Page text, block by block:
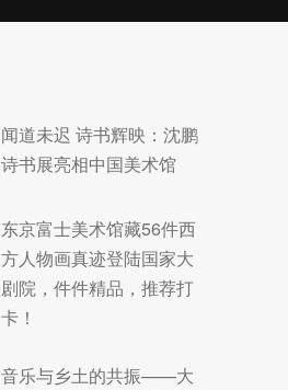
闻道未迟 诗书辉映：沈鹏
诗书展亮相中国美术馆
东京富士美术馆藏56件西
方人物画真迹登陆国家大
剧院，件件精品，推荐打
卡！
音乐与乡土的共振——大